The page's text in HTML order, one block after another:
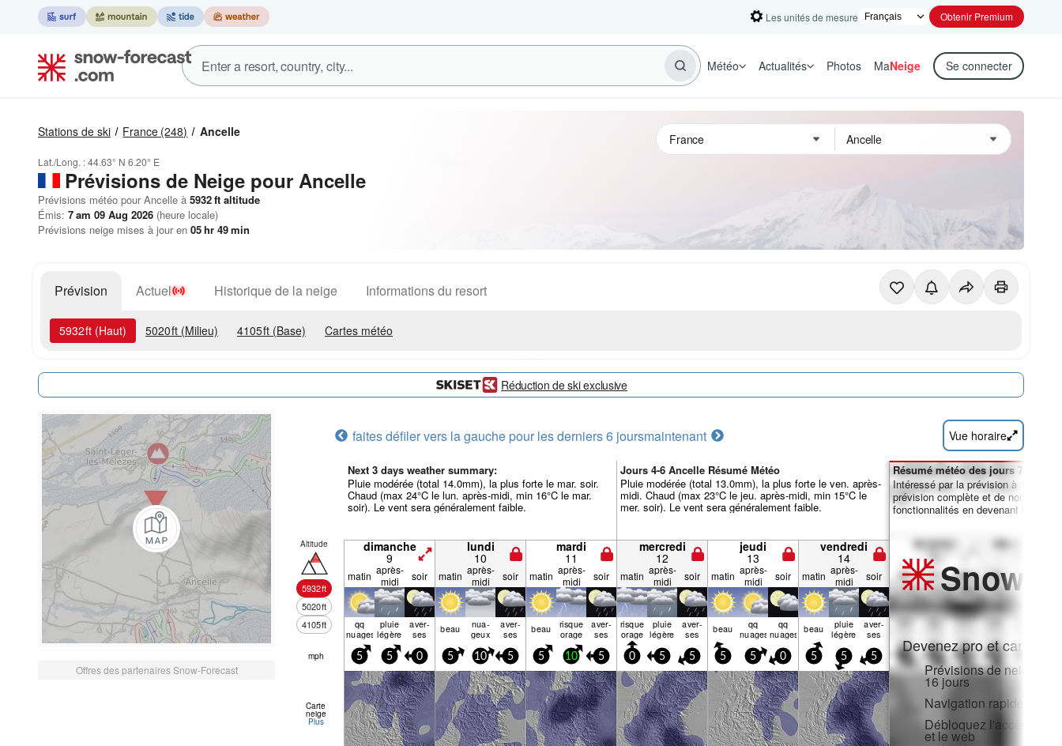
Les unités de mesure Obtenir Premium
Météo Actualités Photos MaNeige Se connecter
Stations de ski France (248) Ancelle
Lat./Long. :44.63° N 6.20° E
Prévisions de Neige pour Ancelle
Prévisions météo pour Ancelle à 5932ft altitude
Émis: 7 am 09 Aug 2026 (heure locale)
Prévisions neige mises à jour en 05hr 49min
Prévision Actuel Historique de la neige Informations du resort
5932ft (Haut) 5020ft (Milieu) 4105ft (Base) Cartes météo
Réduction de ski exclusive
Offres des partenaires Snow-Forecast
faites défiler vers la gauche pour les derniers 6 joursmaintenant Vue horaire
Next 3 days weather summary:
Pluie modérée (total 14.0mm), la plus forte le mar. soir.
Chaud (max 24°C le lun. après-midi, min 16°C le mar.
soir). Le vent sera généralement faible.
Jours 4-6 Ancelle Résumé Météo
Pluie modérée (total 13.0mm), la plus forte le ven. après-
midi. Chaud (max 23°C le jeu. après-midi, min 15°C le
mer. soir). Le vent sera généralement faible.
Altitude
5932ft
5020ft
4105ft
dimanche
9
lundi
10
mardi
11
mercredi
12
jeudi
13
vendredi
14
matin après-
midi
soir matin après-
midi
soir matin après-
midi
soir matin après-
midi
soir matin après-
midi
soir matin après-
midi
soir
qq
nuages
pluie
légère
aver­
ses beau nua­
geux
aver­
ses beau risque
orage
aver­
ses
risque
orage
pluie
légère
aver­
ses beau qq
nuages
qq
nuages beau pluie
légère
aver­
ses
mph 5 5 0 5 10 5 5 10 5 0 5 5 5 5 0 5 5 5
Carte
neige
Plus
Résumé météo des jours 7-16 :
Intéressé par la prévision à 16 jours
prévision complète et de
fonctionnalités en devenant membre
Snow
Devenez pro et carve en:
Prévisions de neige
16 jours
Navigation rapide sans
Débloquez l'accès
et le web